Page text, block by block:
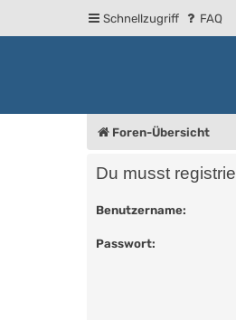
Schnellzugriff FAQ
Foren-Übersicht
Du musst
Benutzername:
Passwort: